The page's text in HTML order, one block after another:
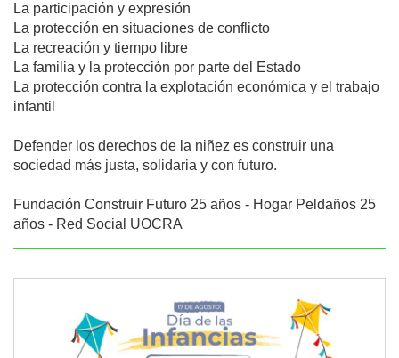
La participación y expresión
La protección en situaciones de conflicto
La recreación y tiempo libre
La familia y la protección por parte del Estado
La protección contra la explotación económica y el trabajo
infantil
Defender los derechos de la niñez es construir una
sociedad más justa, solidaria y con futuro.
Fundación Construir Futuro 25 años - Hogar Peldaños 25
años - Red Social UOCRA